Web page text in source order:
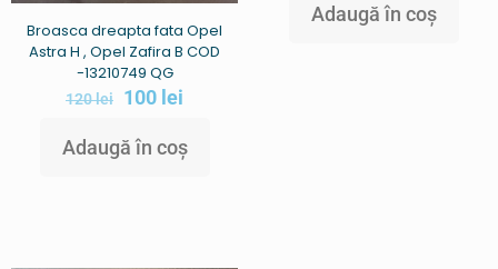
Broasca dreapta fata Opel
Astra H , Opel Zafira B COD
-13210749 QG
120lei 100 lei
Adaugă în coș
Adaugă în coș